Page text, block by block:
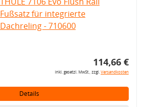
Fußsatz für integrierte
Dachreling - 710600
114,66 €
inkl. gesetzl. MwSt., zzgl.Versandkosten
Details